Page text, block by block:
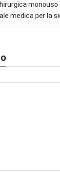
medica per la